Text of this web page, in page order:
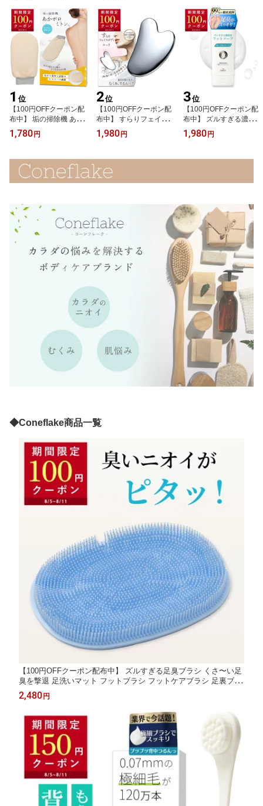
1 位
【100円OFFクーポン配
布中】 垢の掃除機 あか
ポロミトン あかすり 垢
すり アカスリ ミトン ビ
すりタオル 韓国式 ハー
ド 背中 足 あかすりグロ
ーブ 手袋 体臭ケア お風
flake
1,780円
2位
【100円OFFクーポン配
布中】 すらりフェイスボ
ディ かっさ むくみ スッ
キリするん カッサ かっ
小顔 フェイスライン ほ
うれい線 コリほぐし 筋
膜リリース 頭皮 ボディ
1,980円
3位
【100円OFFクーポン配
布中】 ズルすぎる濃密泡
フットソープ 99.9%徹底
殺菌 足洗いソープ フッ
い 足の臭い 足の匂い消
医薬部外品 薬用
1,980円
◆Coneflake商品一覧
【100円OFFクーポン配布中】 ズルすぎる足臭ブラシ くさ〜い足
臭を撃退 足洗いマット フットブラシ フットケアブラシ 足裏ブラ
シ 足 消臭 洗う 足ブラシ 足臭ブラシ 足洗いブラシ 足洗いマット
フットケア 足臭 足洗い ブラシ 足臭い におい 対策 角質除去 かか
2,480 円